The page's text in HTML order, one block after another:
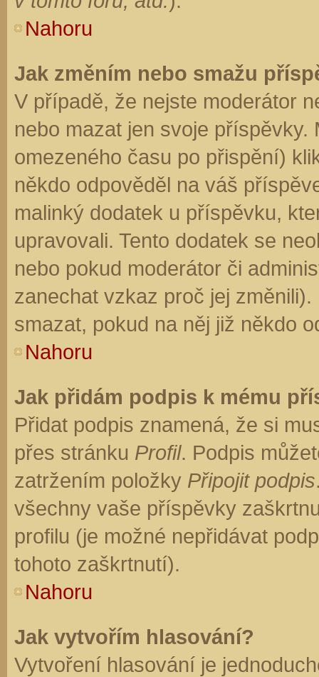
Nahoru
Jak změním nebo smažu
V případě, že nejste moderátor
nebo mazat jen svoje
omezeného času po přispění)
někdo odpověděl na váš
malinký dodatek u příspěvku,
upravovali. Tento dodatek se
nebo pokud moderátor či
zanechat vzkaz proč jej
smazat, pokud na něj již někdo
Nahoru
Jak přidám podpis k mému
Přidat podpis znamená, že si
přes stránku Profil. Podpis
zatržením položky Připojit podpis
všechny vaše příspěvky
profilu (je možné nepřidávat
tohoto zaškrtnutí).
Nahoru
Jak vytvořím hlasování?
Vytvoření hlasování je